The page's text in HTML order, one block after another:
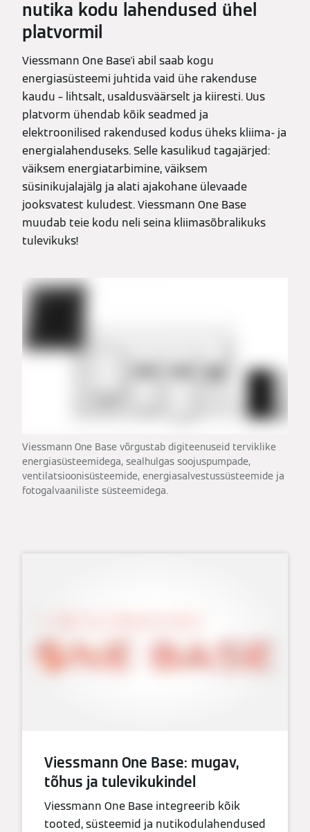
nutika kodu lahendused ühel
platvormil
Viessmann One Base'i abil saab kogu
energiasüsteemi juhtida vaid ühe rakenduse
kaudu – lihtsalt, usaldusväärselt ja kiiresti. Uus
platvorm ühendab kõik seadmed ja
elektroonilised rakendused kodus üheks kliima- ja
energialahenduseks. Selle kasulikud tagajärjed:
väiksem energiatarbimine, väiksem
süsinikujalajälg ja alati ajakohane ülevaade
jooksvatest kuludest. Viessmann One Base
muudab teie kodu neli seina kliimasõbralikuks
tulevikuks!
Viessmann One Base võrgustab digiteenuseid terviklike
energiasüsteemidega, sealhulgas soojuspumpade,
ventilatsioonisüsteemide, energiasalvestussüsteemide ja
fotogalvaaniliste süsteemidega.
Viessmann One Base: mugav,
tõhus ja tulevikukindel
Viessmann One Base integreerib kõik
tooted, süsteemid ja nutikodulahendused